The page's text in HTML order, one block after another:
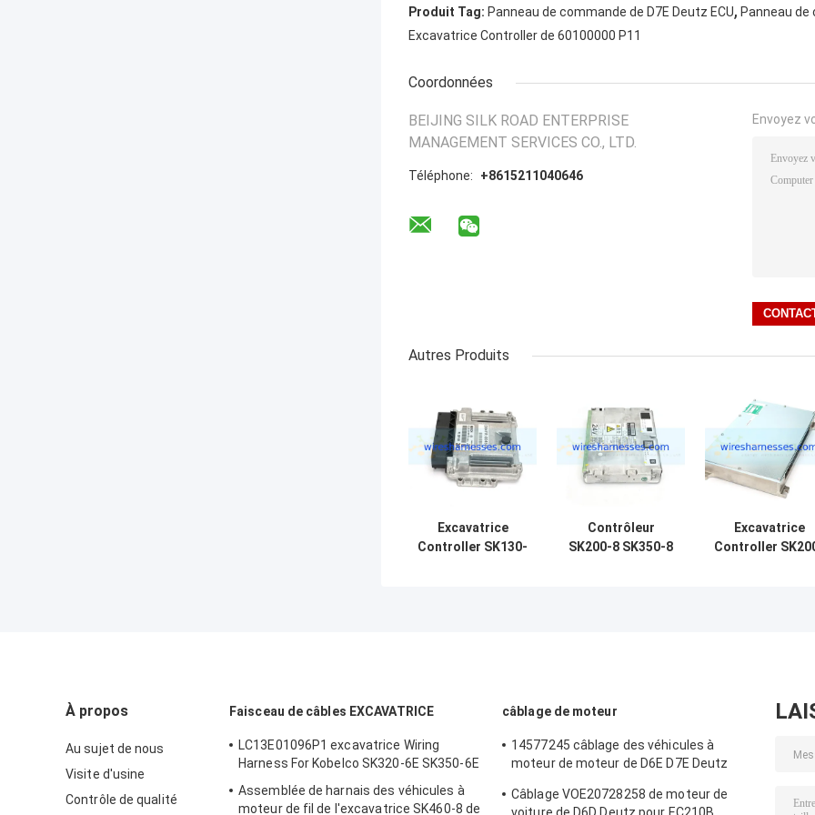
Produit Tag: Panneau de commande de D7E Deutz ECU, Panneau de
Excavatrice Controller de 60100000 P11
Coordonnées
BEIJING SILK ROAD ENTERPRISE
MANAGEMENT SERVICES CO., LTD.
Téléphone: +8615211040646
Envoyez
Autres Produits
Excavatrice
Controller SK130-
Contrôleur
SK200-8 SK350-8
Excavatrice
Controller
À propos
Au sujet de nous
Visite d'usine
Contrôle de qualité
Faisceau de câbles EXCAVATRICE
LC13E01096P1 excavatrice Wiring
Harness For Kobelco SK320-6E SK350-6E
Assemblée de harnais des véhicules à
moteur de fil de l'excavatrice SK460-8 de
câblage de moteur
14577245 câblage des véhicules à
moteur de moteur de D6E D7E Deutz
Câblage VOE20728258 de moteur de